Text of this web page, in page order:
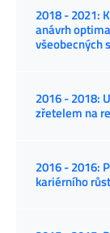
2018 - 2021:
anávrh
všeobecných
2016 - 2018:
zřetelem na
2016 - 2016:
kariérního